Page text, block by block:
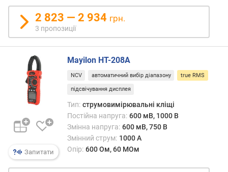
а
к
с
.
(
А
о
п
р
м
н
2 823 — 2 934 грн.
3 пропозиції
Запитати
Mayilon HT-208A
NCV автоматичний вибір діапазону true RMS
підсвічування дисплея
Тип: струмовимірювальні кліщі
Постійна напруга: 600 мВ, 1000 В
Змінна напруга: 600 мВ, 750 В
Змінний струм: 1000 А
Опір: 600 Ом, 60 МОм